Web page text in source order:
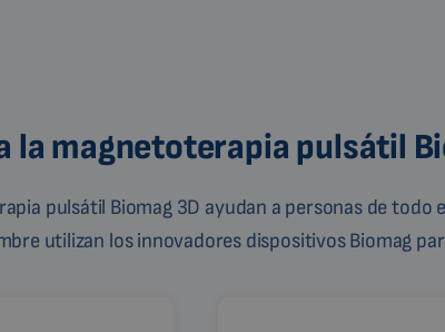
la magnetoterapia pulsátil
pulsátil Biomag 3D ayudan a personas de todo
utilizan los innovadores dispositivos Biomag